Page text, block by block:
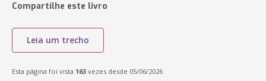
Compartilhe este livro
Leia um trecho
Esta página foi vista 163 vezes desde 05/06/2026